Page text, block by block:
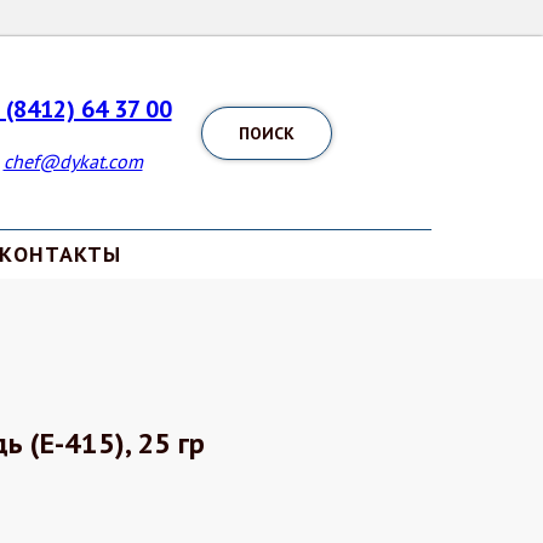
(8412) 64 37 00
chef@dykat.com
ПОИСК
КОНТАКТЫ
(Е-415), 25 гр